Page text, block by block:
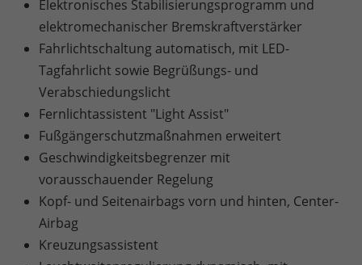
Elektronisches Stabilisierungsprogramm und
elektromechanischer Bremskraftverstärker
Fahrlichtschaltung automatisch, mit LED-
Tagfahrlicht sowie Begrüßungs- und
Verabschiedungslicht
Fernlichtassistent "Light Assist"
Fußgängerschutzmaßnahmen erweitert
Geschwindigkeitsbegrenzer mit
vorausschauender Regelung
Kopf- und Seitenairbags vorn und hinten, Center-
Airbag
Kreuzungsassistent